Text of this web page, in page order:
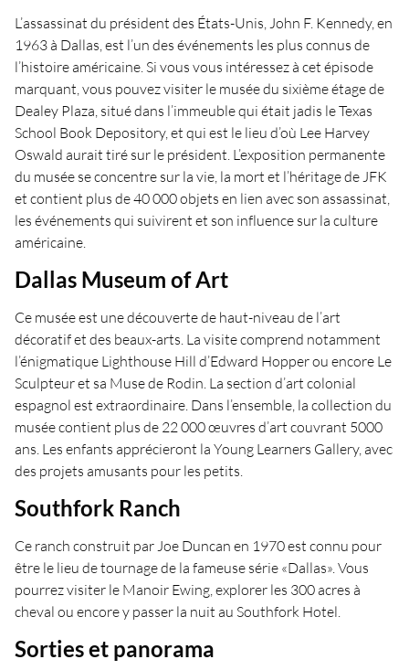
L’assassinat du président des États-Unis, John F. Kennedy, en
1963 à Dallas, est l’un des événements les plus connus de
l’histoire américaine. Si vous vous intéressez à cet épisode
marquant, vous pouvez visiter le musée du sixième étage de
Dealey Plaza, situé dans l’immeuble qui était jadis le Texas
School Book Depository, et qui est le lieu d’où Lee Harvey
Oswald aurait tiré sur le président. L’exposition permanente
du musée se concentre sur la vie, la mort et l’héritage de JFK
et contient plus de 40 000 objets en lien avec son assassinat,
les événements qui suivirent et son influence sur la culture
américaine.
Dallas Museum of Art
Ce musée est une découverte de haut-niveau de l’art
décoratif et des beaux-arts. La visite comprend notamment
l’énigmatique Lighthouse Hill d’Edward Hopper ou encore Le
Sculpteur et sa Muse de Rodin. La section d’art colonial
espagnol est extraordinaire. Dans l’ensemble, la collection du
musée contient plus de 22 000 œuvres d’art couvrant 5000
ans. Les enfants apprécieront la Young Learners Gallery, avec
des projets amusants pour les petits.
Southfork Ranch
Ce ranch construit par Joe Duncan en 1970 est connu pour
être le lieu de tournage de la fameuse série «Dallas». Vous
pourrez visiter le Manoir Ewing, explorer les 300 acres à
cheval ou encore y passer la nuit au Southfork Hotel.
Sorties et panorama